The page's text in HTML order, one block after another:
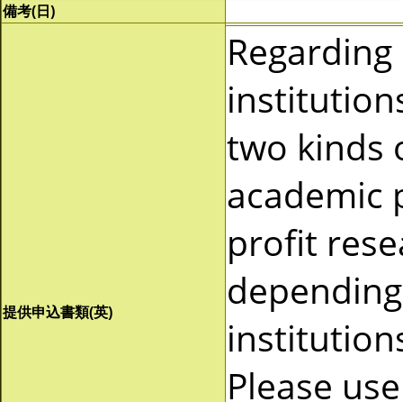
備考(日)
提供申込書類(英)
two kinds
academic
profit
Please